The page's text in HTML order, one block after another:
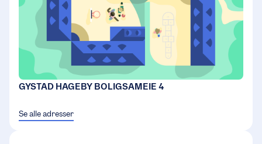
GYSTAD HAGEBY BOLIGSAMEIE 4
Se alle adresser